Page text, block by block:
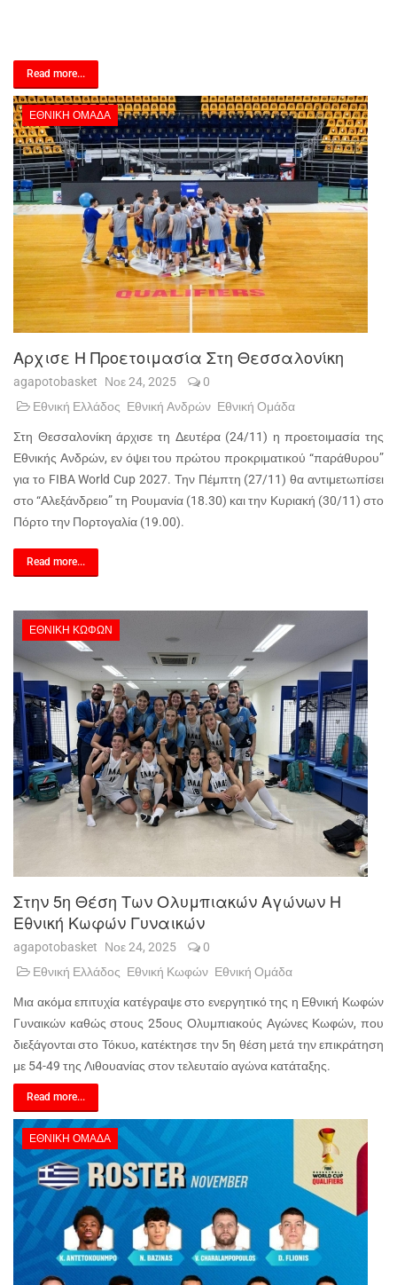
Read more...
ΕΘΝΙΚΉ ΟΜΆΔΑ
Αρχισε Η Προετοιμασία Στη Θεσσαλονίκη
agapotobasket Νοε 24, 2025
0
Εθνική Ελλάδος Εθνική Ανδρών Εθνική Ομάδα
Στη Θεσσαλονίκη άρχισε τη Δευτέρα (24/11) η προετοιμασία της
Εθνικής Ανδρών, εν όψει του πρώτου προκριματικού “παράθυρου”
για το FIBA World Cup 2027. Την Πέμπτη (27/11) θα αντιμετωπίσει
στο “Αλεξάνδρειο” τη Ρουμανία (18.30) και την Κυριακή (30/11) στο
Πόρτο την Πορτογαλία (19.00).
Read more...
ΕΘΝΙΚΉ ΚΩΦΏΝ
Στην 5η Θέση Των Ολυμπιακών Αγώνων Η
Εθνική Κωφών Γυναικών
agapotobasket Νοε 24, 2025
0
Εθνική Ελλάδος Εθνική Κωφών Εθνική Ομάδα
Μια ακόμα επιτυχία κατέγραψε στο ενεργητικό της η Εθνική Κωφών
Γυναικών καθώς στους 25ους Ολυμπιακούς Αγώνες Κωφών, που
διεξάγονται στο Τόκυο, κατέκτησε την 5η θέση μετά την επικράτηση
με 54-49 της Λιθουανίας στον τελευταίο αγώνα κατάταξης.
Read more...
ΕΘΝΙΚΉ ΟΜΆΔΑ